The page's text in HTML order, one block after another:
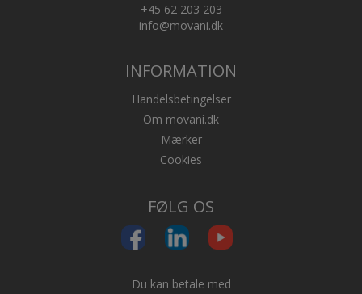
+45 62 203 203
info@movani.dk
INFORMATION
Handelsbetingelser
Om movani.dk
Mærker
Cookies
FØLG OS
Du kan betale med